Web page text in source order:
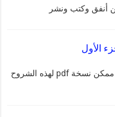
أنفق وكتب ونشر
الأول
السلام عليكم ورحمة الله وبركاته ممكن نسخة pdf لهذه الشروح